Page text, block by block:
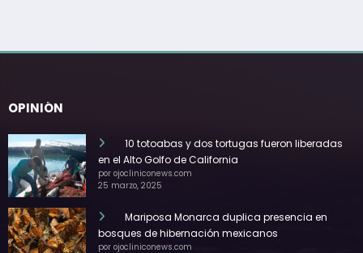
OPINIÓN
10 totoabas y dos tortugas fueron liberadas
en el Alto Golfo de California
por ojocliniconews.com
25 marzo, 2025
Mariposa Monarca duplica presencia en
bosques de hibernación mexicanos
por ojocliniconews.com